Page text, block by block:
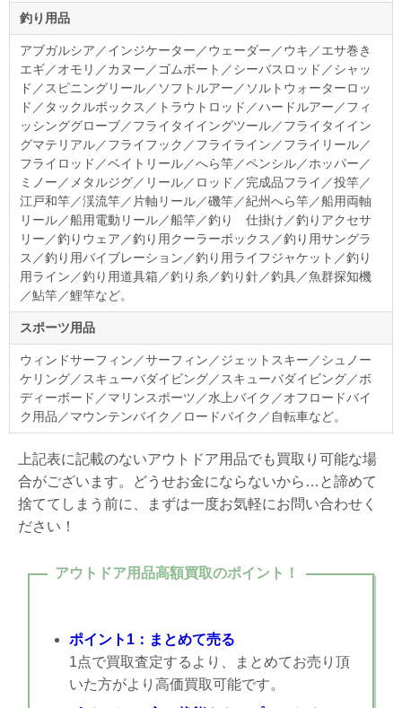
釣り用品
アブガルシア／インジケーター／ウェーダー／ウキ／エサ巻き
エギ／オモリ／カヌー／ゴムボート／シーバスロッド／シャッ
ド／スピニングリール／ソフトルアー／ソルトウォーターロッ
ド／タックルボックス／トラウトロッド／ハードルアー／フィ
ッシンググローブ／フライタイイングツール／フライタイイン
グマテリアル／フライフック／フライライン／フライリール／
フライロッド／ベイトリール／へら竿／ペンシル／ホッパー／
ミノー／メタルジグ／リール／ロッド／完成品フライ／投竿／
江戸和竿／渓流竿／片軸リール／磯竿／紀州へら竿／船用両軸
リール／船用電動リール／船竿／釣り 仕掛け／釣りアクセサ
リー／釣りウェア／釣り用クーラーボックス／釣り用サングラ
ス／釣り用バイブレーション／釣り用ライフジャケット／釣り
用ライン／釣り用道具箱／釣り糸／釣り針／釣具／魚群探知機
／鮎竿／鯉竿など。
スポーツ用品
ウィンドサーフィン／サーフィン／ジェットスキー／シュノー
ケリング／スキューバダイビング／スキューバダイビング／ボ
ディーボード／マリンスポーツ／水上バイク／オフロードバイ
ク用品／マウンテンバイク／ロードバイク／自転車など。
上記表に記載のないアウトドア用品でも買取り可能な場
合がございます。どうせお金にならないから…と諦めて
捨ててしまう前に、まずは一度お気軽にお問い合わせく
ださい！
アウトドア用品高額買取のポイント！
ポイント1：まとめて売る
1点で買取査定するより、まとめてお売り頂
いた方がより高価買取可能です。